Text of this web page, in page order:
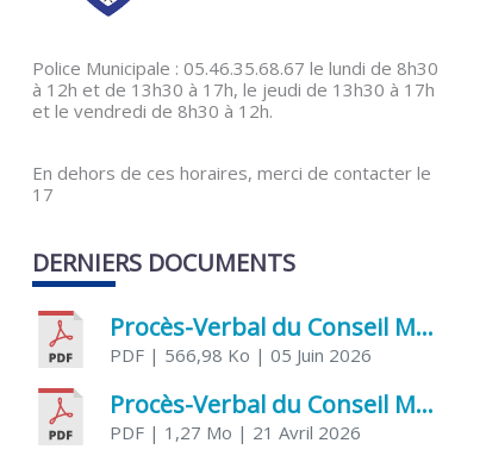
Police Municipale : 05.46.35.68.67 le lundi de 8h30
à 12h et de 13h30 à 17h, le jeudi de 13h30 à 17h
et le vendredi de 8h30 à 12h.
En dehors de ces horaires, merci de contacter le
17
DERNIERS DOCUMENTS
Procès-Verbal du Conseil Municipal du 5 juin 2026
PDF | 566,98 Ko | 05 Juin 2026
Procès-Verbal du Conseil Municipal du 21 avril 2026
PDF | 1,27 Mo | 21 Avril 2026